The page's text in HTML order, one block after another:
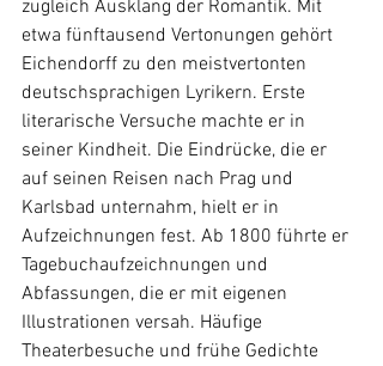
zugleich Ausklang der Romantik. Mit
etwa fünftausend Vertonungen gehört
Eichendorff zu den meistvertonten
deutschsprachigen Lyrikern. Erste
literarische Versuche machte er in
seiner Kindheit. Die Eindrücke, die er
auf seinen Reisen nach Prag und
Karlsbad unternahm, hielt er in
Aufzeichnungen fest. Ab 1800 führte er
Tagebuchaufzeichnungen und
Abfassungen, die er mit eigenen
Illustrationen versah. Häufige
Theaterbesuche und frühe Gedichte